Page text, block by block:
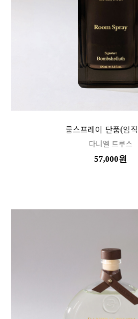
룸스프레이 단품(임
다니엘 트루스
57,000